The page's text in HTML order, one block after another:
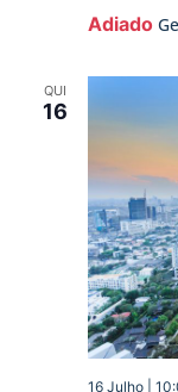
Adiado
QUI
16
16 Julho |